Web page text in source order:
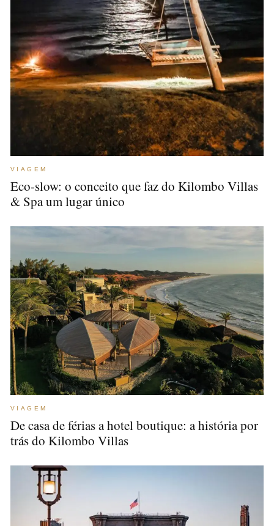
VIAGEM
Eco-slow: o conceito que faz do Kilombo Villas
& Spa um lugar único
VIAGEM
De casa de férias a hotel boutique: a história por
trás do Kilombo Villas